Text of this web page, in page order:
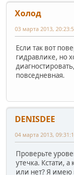
Холод
03 марта 2013,
Если так вот
гидравлике, но
повседневная.
DENISDEE
04 марта 2013,
Проверьте
утечка. Кстати,
или нет? Я имею